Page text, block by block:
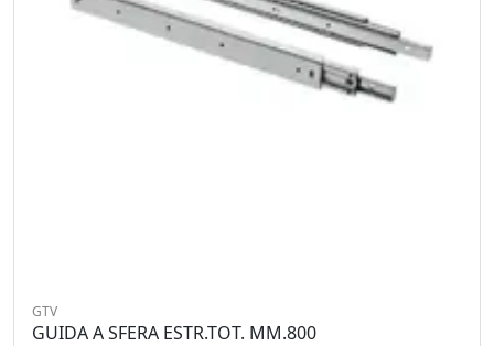
GTV
GUIDA A SFERA ESTR.TOT. MM.800